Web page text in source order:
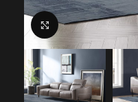
Agrandir